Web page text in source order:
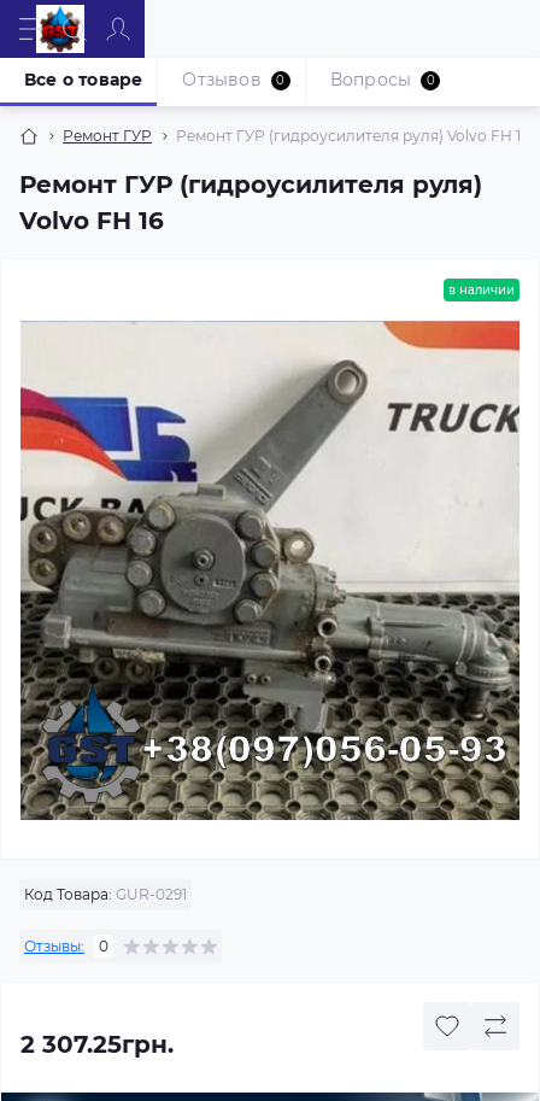
Ремонт ГУР Ремонт ГУР (гидроусилителя руля) Volvo FH 16
Ремонт ГУР (гидроусилителя руля)
Volvo FH 16
Все о товаре Отзывов 0 Вопросы 0
в наличии
Код Товара: GUR-0291
Отзывы: 0
2 307.25грн.